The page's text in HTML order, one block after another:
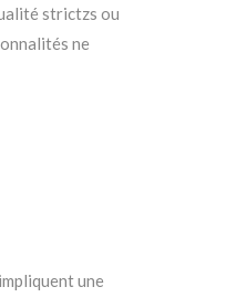
strictzs ou
ne
une